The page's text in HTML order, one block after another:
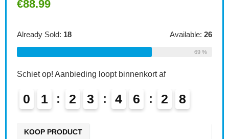
Available:26
af
Already Sold:
Schiet op! Aanbieding loopt binnenkort af
0 2 2 3 4 6
KOOP PRODUCT